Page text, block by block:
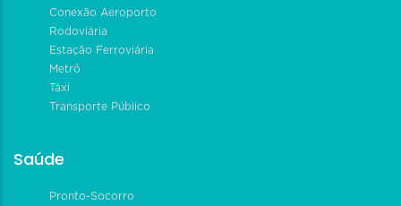
Conexão Aeroporto
Rodoviária
Estação Ferroviária
Metrô
Táxi
Transporte Público
Saúde
Pronto-Socorro